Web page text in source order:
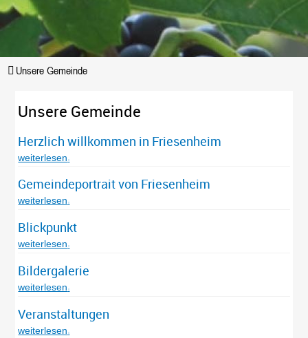
Unsere Gemeinde
Unsere Gemeinde
Herzlich willkommen in Friesenheim
weiterlesen
Gemeindeportrait von Friesenheim
weiterlesen
Blickpunkt
weiterlesen
Bildergalerie
weiterlesen
Veranstaltungen
weiterlesen